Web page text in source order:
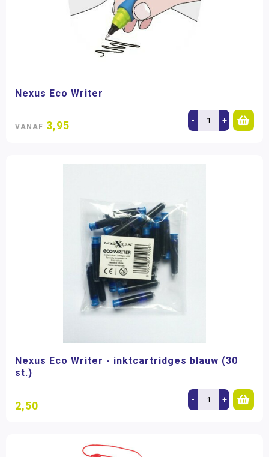
Nexus Eco Writer
VANAF 3,95 - +
Nexus Eco Writer - inktcartridges blauw (30
st.)
2,50 - +